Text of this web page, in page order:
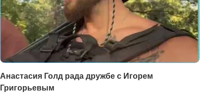
Анастасия Голд рада дружбе с Игорем
Григорьевым